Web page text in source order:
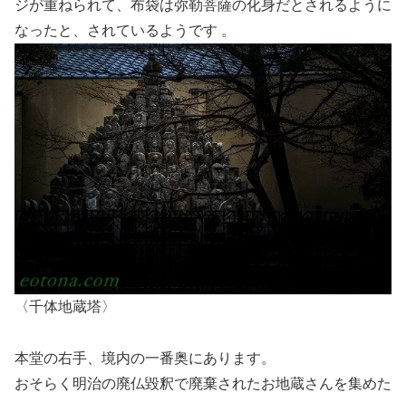
ジが重ねられて、布袋は弥勒菩薩の化身だとされるように
なったと、されているようです 。
〈千体地蔵塔〉
本堂の右手、境内の一番奥にあります。
おそらく明治の廃仏毀釈で廃棄されたお地蔵さんを集めた